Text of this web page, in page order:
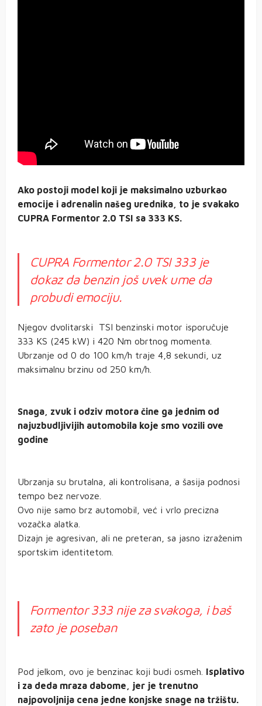
Ako postoji model koji je maksimalno uzburkao
emocije i adrenalin našeg urednika, to je svakako
CUPRA Formentor 2.0 TSI sa 333 KS.
CUPRA Formentor 2.0 TSI 333 je
dokaz da benzin još uvek ume da
probudi emociju.
Njegov dvolitarski TSI benzinski motor isporučuje
333 KS (245 kW) i 420 Nm obrtnog momenta.
Ubrzanje od 0 do 100 km/h traje 4,8 sekundi, uz
maksimalnu brzinu od 250 km/h.
Snaga, zvuk i odziv motora čine ga jednim od
najuzbudljivijih automobila koje smo vozili ove
godine
Ubrzanja su brutalna, ali kontrolisana, a šasija podnosi
tempo bez nervoze.
Ovo nije samo brz automobil, već i vrlo precizna
vozačka alatka.
Dizajn je agresivan, ali ne preteran, sa jasno izraženim
sportskim identitetom.
Formentor 333 nije za svakoga, i baš
zato je poseban
Pod jelkom, ovo je benzinac koji budi osmeh. Isplativo
i za deda mraza dabome, jer je trenutno
najpovoljnija cena jedne konjske snage na tržištu.